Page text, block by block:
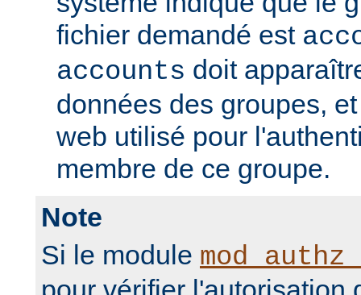
fichier demandé est
accounts doit
données des groupes,
web utilisé pour
membre de ce groupe.
Note
Si le module